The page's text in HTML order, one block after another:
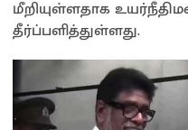
மீறியுள்ளதாக
தீர்ப்பளித்துள்ளது.